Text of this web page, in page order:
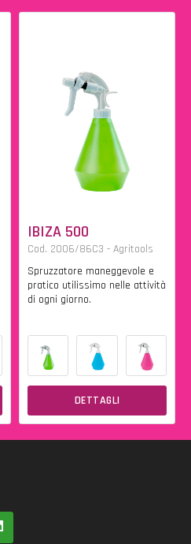
IBIZA 500
Cod. 2006/86C3 - Agritools
Spruzzatore maneggevole e
pratico utilissimo nelle attività
di ogni giorno.
DETTAGLI